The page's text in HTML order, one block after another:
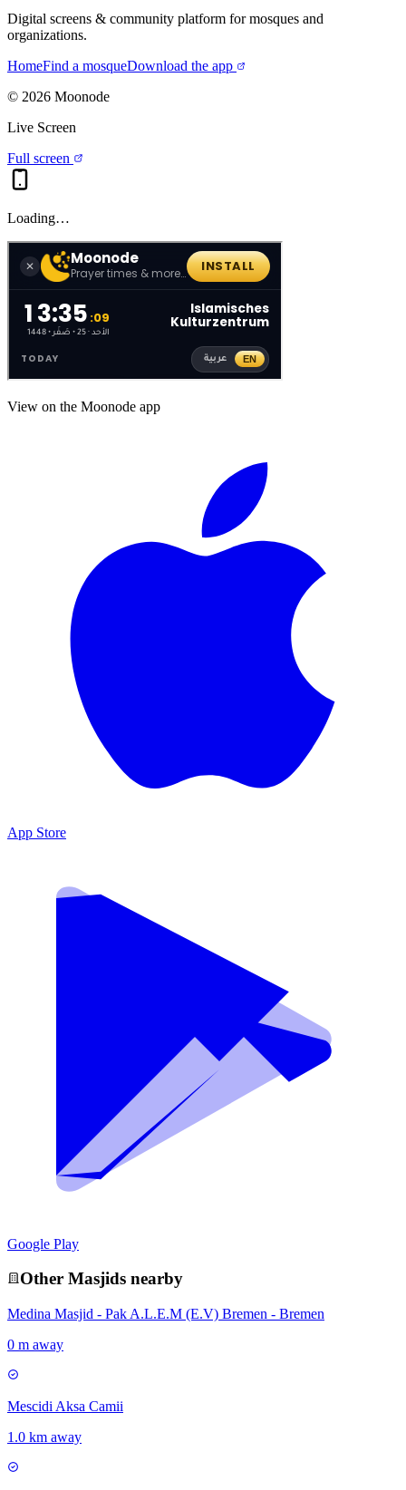
Digital screens & community platform for mosques and
organizations.
HomeFind a mosqueDownload the app
© 2026 Moonode
Live Screen
Full screen
Loading…
View on the Moonode app
App Store
Google Play
Other Masjids nearby
Medina Masjid - Pak A.L.E.M (E.V) Bremen - Bremen
0 m away
Mescidi Aksa Camii
1.0 km away